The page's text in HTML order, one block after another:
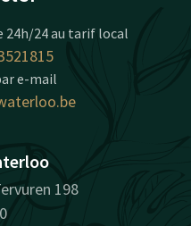
24h/24 au tarif local
e-mail
198